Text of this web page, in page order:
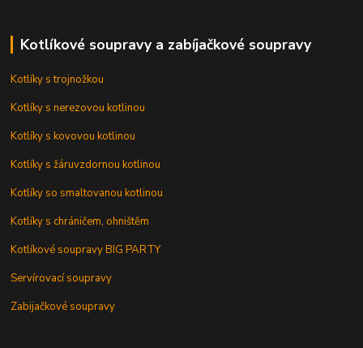
Kotlíkové soupravy a zabíjačkové soupravy
Kotlíky s trojnožkou
Kotlíky s nerezovou kotlinou
Kotlíky s kovovou kotlinou
Kotlíky s žáruvzdornou kotlinou
Kotlíky so smaltovanou kotlinou
Kotlíky s chráničem, ohništěm
Kotlíkové soupravy BIG PARTY
Servírovací soupravy
Zabijačkové soupravy